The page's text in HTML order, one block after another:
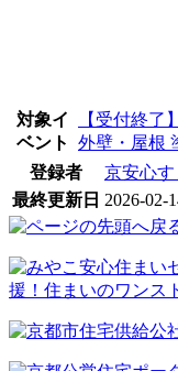
対象イ
ベント
【受付終
外壁・屋根
登録者
京安心
最終更新日 2026-02-